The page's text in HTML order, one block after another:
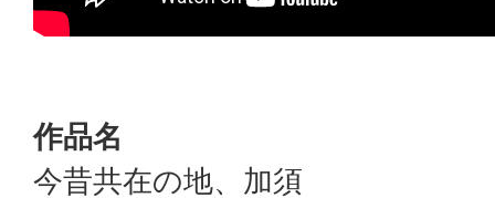
作品名
今昔共在の地、加須